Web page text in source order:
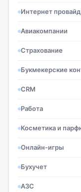
Интернет
Авиакомпании
Страхование
Букмекерские
CRM
Работа
Косметика и
Онлайн-игры
Бухучет
АЗС